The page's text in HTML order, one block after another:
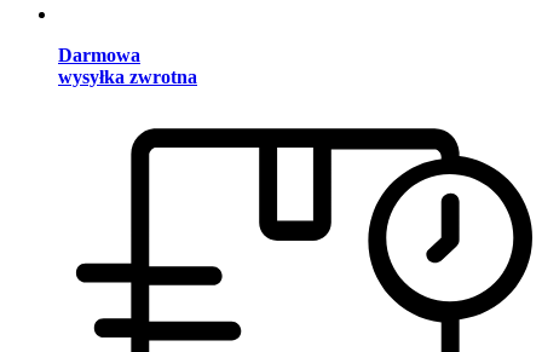
Darmowa
wysyłka zwrotna